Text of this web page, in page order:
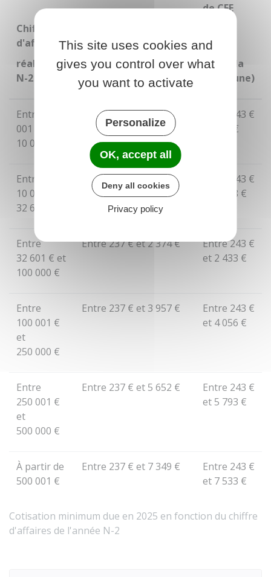
Cotisation minimum due en 2025 en fonction du chiffre
d'affaires de l'année N-2
Chiffre
d'affaires
réalisé en
N-2
Base minimum de CFE
due en 2024 (selon la
commune)
de CFE
2025
(selon la
commune)
Entre
001 €
10 000 €
Entre237 €et565 €
243 €
579 €
Entre
10 001 €
32 600 €
Entre237 €et1 130 €
243 €
1 158 €
Entre
32 601 € et
100 000 €
Entre237 €et2 374 € Entre243 €
et 2 433 €
Entre
100 001 €
et
250 000 €
Entre 237 € et 3 957 € Entre 243 €
et 4 056 €
Entre
250 001 €
et
500 000 €
Entre 237 € et 5 652 € Entre 243 €
et 5 793 €
À partir de
500 001 €
Entre 237 € et 7 349 € Entre 243 €
et 7 533 €
This site uses cookies and
gives you control over what
you want to activate
Personalize
OK, accept all
Deny all cookies
Privacy policy